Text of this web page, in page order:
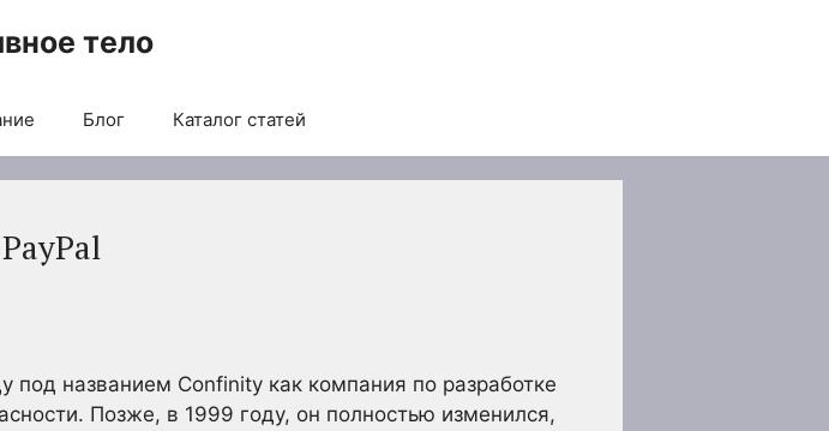
тело
Блог Каталог статей
под названием Confinity как компания по разработке
Позже, в 1999 году, он полностью изменился,